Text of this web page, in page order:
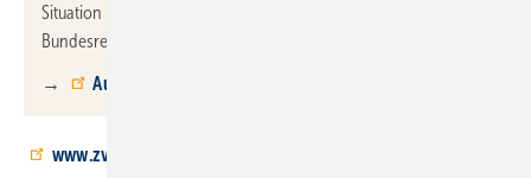
Situation im SHK-Handwerk dar, äußert sich zu den Vorgaben der
Bundesregierung und zu offenen Fragen.
→ Aufzeichnung
www.zvshk.de